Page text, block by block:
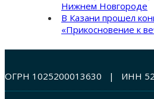
Нижнем Новгороде
В Казани прошел
«Прикосновение к
ОГРН 1025200013630 | ИНН